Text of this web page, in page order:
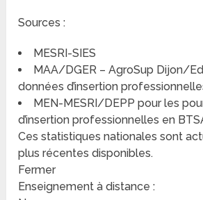
Sources :
MESRI-SIES
MAA/DGER – AgroSup Dijon/
données d’insertion
MEN-MESRI/DEPP pour les
d’insertion professionnelles en
Ces statistiques nationales sont
plus récentes disponibles.
Fermer
Enseignement à distance :